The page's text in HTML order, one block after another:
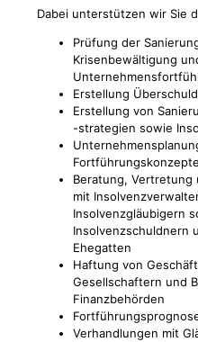
Dabei unterstützen wir Sie
Prüfung der
Krisenbewältigung
Erstellung
Erstellung von
-strategien sowie
Fortführungskonzepte
Beratung, Vertretung
mit
Insolvenzgläubigern
Insolvenzschuldnern
Ehegatten
Haftung von
Gesellschaftern und
Finanzbehörden
Verhandlungen mit